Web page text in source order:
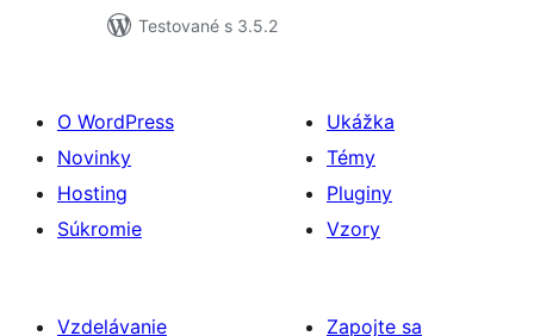
Testované s 3.5.2
O WordPress
Novinky
Hosting
Súkromie
Ukážka
Témy
Pluginy
Vzory
Vzdelávanie
Zapojte sa